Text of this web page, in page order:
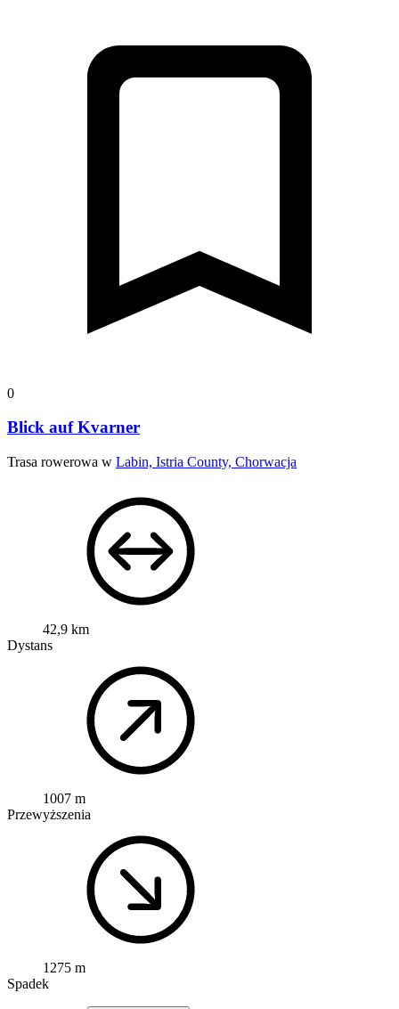
0
Blick auf Kvarner
Trasa rowerowa w Labin, Istria County, Chorwacja
42,9 km
Dystans
1007 m
Przewyższenia
1275 m
Spadek